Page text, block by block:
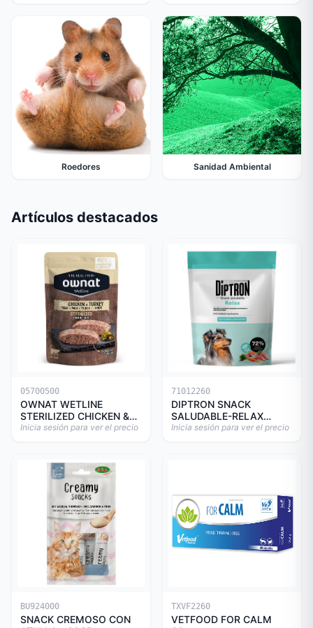
Roedores Sanidad Ambiental
Artículos destacados
05700500
OWNAT WETLINE
STERILIZED CHICKEN &
TURKEY CAT 85gr
Inicia sesión para ver el precio
71012260
DIPTRON SNACK
SALUDABLE-RELAX
150GR
Inicia sesión para ver el precio
BU924000
SNACK CREMOSO CON
TXVF2260
VETFOOD FOR CALM